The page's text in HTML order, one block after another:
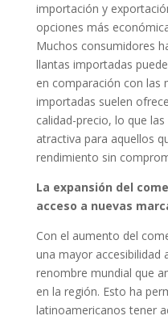
importación y
opciones más
Muchos consumidores
llantas importadas
en comparación con las
importadas suelen
calidad-precio, lo que
atractiva para aquellos
rendimiento sin
La expansión del
acceso a nuevas
Con el aumento del
una mayor accesibilidad
renombre mundial que
en la región. Esto ha
latinoamericanos tener